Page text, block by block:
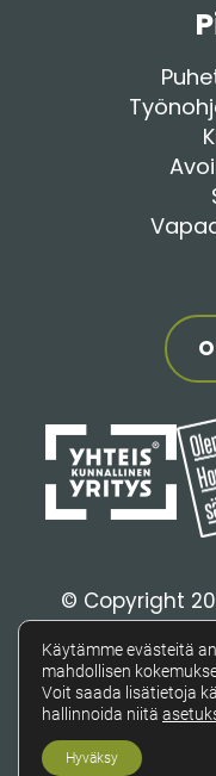
© Copyright
Käytämme evästeitä
mahdollisen
Voit saada lisätietoja
hallinnoida niitä
Hyväksy